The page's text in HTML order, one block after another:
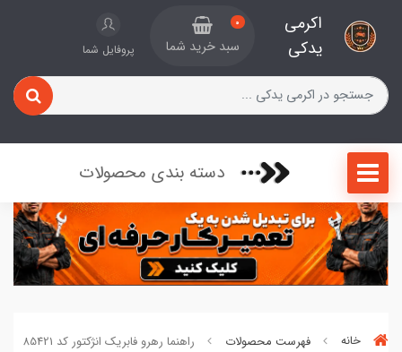
اکرمی
یدکی
0
سبد خرید شما پروفایل شما
دسته بندی محصولات
خانه فهرست محصولات راهنما رهرو فابریک انژکتور کد 85421